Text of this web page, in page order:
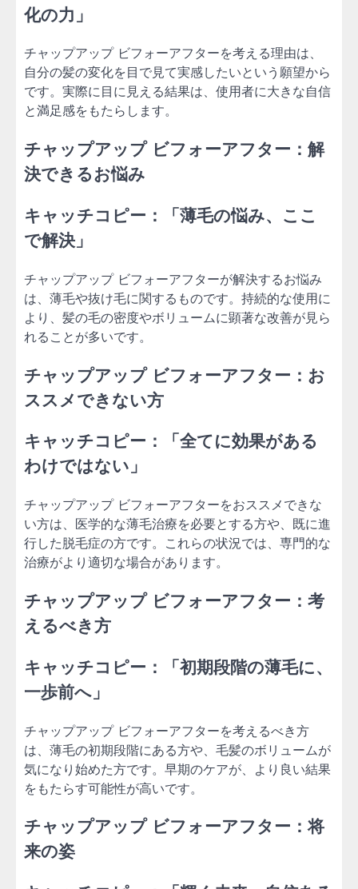
化の力」
チャップアップ ビフォーアフターを考える理由は、
自分の髪の変化を目で見て実感したいという願望から
です。実際に目に見える結果は、使用者に大きな自信
と満足感をもたらします。
チャップアップ ビフォーアフター：解
決できるお悩み
キャッチコピー：「薄毛の悩み、ここ
で解決」
チャップアップ ビフォーアフターが解決するお悩み
は、薄毛や抜け毛に関するものです。持続的な使用に
より、髪の毛の密度やボリュームに顕著な改善が見ら
れることが多いです。
チャップアップ ビフォーアフター：お
ススメできない方
キャッチコピー：「全てに効果がある
わけではない」
チャップアップ ビフォーアフターをおススメできな
い方は、医学的な薄毛治療を必要とする方や、既に進
行した脱毛症の方です。これらの状況では、専門的な
治療がより適切な場合があります。
チャップアップ ビフォーアフター：考
えるべき方
キャッチコピー：「初期段階の薄毛に、
一歩前へ」
チャップアップ ビフォーアフターを考えるべき方
は、薄毛の初期段階にある方や、毛髪のボリュームが
気になり始めた方です。早期のケアが、より良い結果
をもたらす可能性が高いです。
チャップアップ ビフォーアフター：将
来の姿